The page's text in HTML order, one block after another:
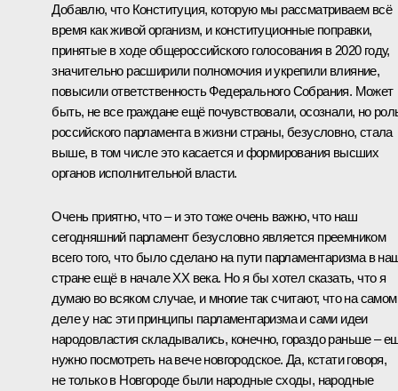
Добавлю, что Конституция, которую мы рассматриваем всё
время как живой организм, и конституционные поправки,
принятые в ходе общероссийского голосования в 2020 году,
значительно расширили полномочия и укрепили влияние,
повысили ответственность Федерального Собрания. Может
быть, не все граждане ещё почувствовали, осознали, но
российского парламента в жизни страны, безусловно, стала
выше, в том числе это касается и формирования высших
органов исполнительной власти.
Очень приятно, что – и это тоже очень важно, что наш
сегодняшний парламент безусловно является преемником
всего того, что было сделано на пути парламентаризма в
стране ещё в начале ХХ века. Но я бы хотел сказать, что я
думаю во всяком случае, и многие так считают, что на самом
деле у нас эти принципы парламентаризма и сами идеи
народовластия складывались, конечно, гораздо раньше –
нужно посмотреть на вече новгородское. Да, кстати говоря,
не только в Новгороде были народные сходы, народные